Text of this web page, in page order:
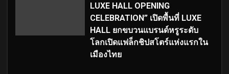
LUXE HALL OPENING
CELEBRATION” เปิดพื้นที่ LUXE
HALL ยกขบวนแบรนด์หรูระดับ
โลกเปิดแฟล็กชิปสโตร์แห่งแรกใน
เมืองไทย